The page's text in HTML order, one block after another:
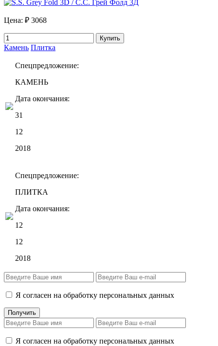
Цена: ₽ 3068
Купить
Камень Плитка
Спецпредложение:
КАМЕНЬ
Дата окончания:
31
12
2018
Спецпредложение:
ПЛИТКА
Дата окончания:
12
12
2018
Я согласен на обработку персональных данных
Я согласен на обработку персональных данных